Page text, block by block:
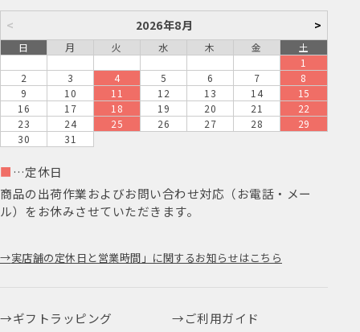
< 2026年8月 >
日 月 火 水 木 金
土
1
2
3 4 5 6 7
8
9
10 11 12 13 14
15
16
17 18 19 20 21
22
23
24 25 26 27 28
29
30
31
■ …定休日
商品の出荷作業およびお問い合わせ対応（お電話・メー
ル）をお休みさせていただきます。
実店舗の定休日と営業時間」に関するお知らせはこちら
ギフトラッピング
ご利用ガイド